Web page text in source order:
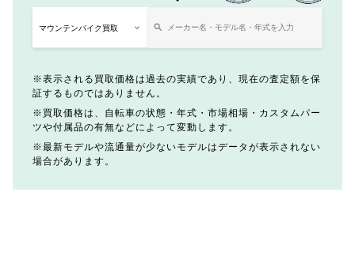
表示される買取価格は過去の実績であり、現在の査定額を保
証するものではありません。
買取価格は、自転車の状態・年式・市場相場・カスタムパー
ツや付属品の有無などによって変動します。
最新モデルや流通量が少ないモデルはデータが表示されない
場合があります。